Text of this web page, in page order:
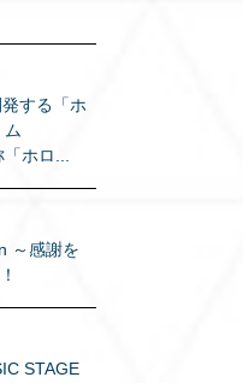
する「ホ
ム
「ホロ
～感謝を
STAGE